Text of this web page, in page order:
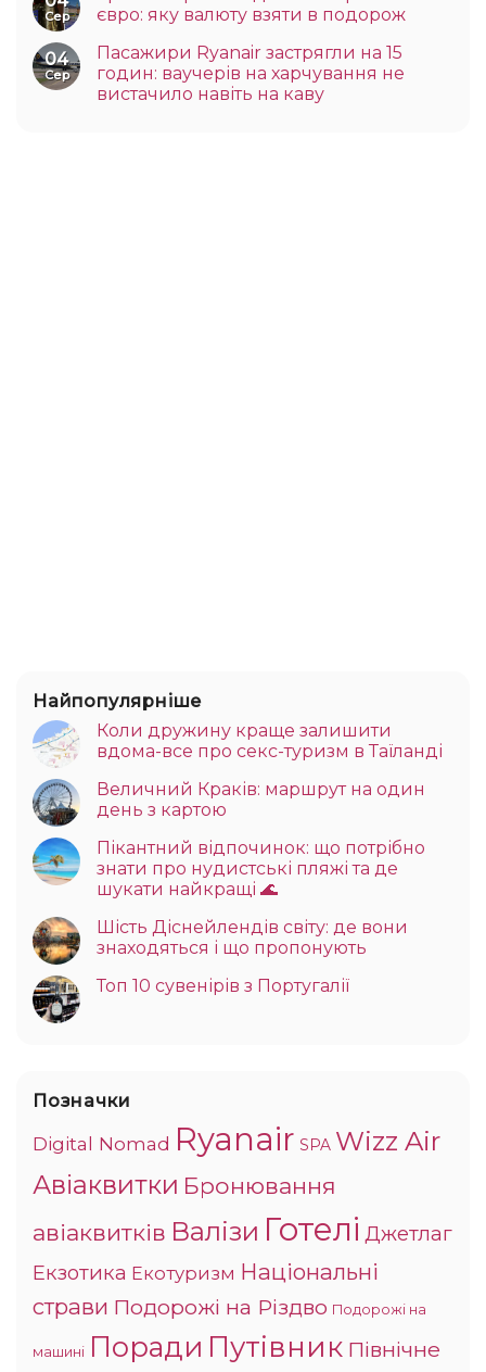
Сер
євро: яку валюту взяти в подорож
04
Сер
Пасажири Ryanair застрягли на 15
годин: ваучерів на харчування не
вистачило навіть на каву
Найпопулярніше
Коли дружину краще залишити
вдома-все про секс-туризм в Таїланді
Величний Краків: маршрут на один
день з картою
Пікантний відпочинок: що потрібно
знати про нудистські пляжі та де
шукати найкращі 🌊
Шість Діснейлендів світу: де вони
знаходяться і що пропонують
Топ 10 сувенірів з Португалії
Позначки
Digital Nomad Ryanair SPA Wizz Air
Авіаквитки Бронювання
авіаквитків Валізи Готелі Джетлаг
Екзотика Екотуризм Національні
страви Подорожі на Різдво Подорожі на
машині Поради Путівник Північне